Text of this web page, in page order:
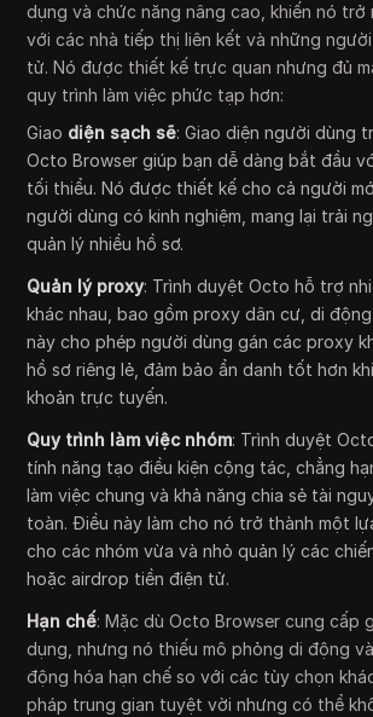
dụng và chức năng nâng cao, khiến nó trở
với các nhà tiếp thị liên kết và những
tử. Nó được thiết kế trực quan nhưng đủ
quy trình làm việc phức tạp hơn:
Giao diện sạch sẽ: Giao diện người dùng
Octo Browser giúp bạn dễ dàng bắt đầu
tối thiểu. Nó được thiết kế cho cả người
người dùng có kinh nghiệm, mang lại trải
quản lý nhiều hồ sơ.
Quản lý proxy: Trình duyệt Octo hỗ trợ
khác nhau, bao gồm proxy dân cư, di động
này cho phép người dùng gán các proxy
hồ sơ riêng lẻ, đảm bảo ẩn danh tốt hơn
khoản trực tuyến.
Quy trình làm việc nhóm: Trình duyệt
tính năng tạo điều kiện cộng tác, chẳng
làm việc chung và khả năng chia sẻ tài
toàn. Điều này làm cho nó trở thành một
cho các nhóm vừa và nhỏ quản lý các
hoặc airdrop tiền điện tử.
Hạn chế: Mặc dù Octo Browser cung cấp
dụng, nhưng nó thiếu mô phỏng di động
động hóa hạn chế so với các tùy chọn
pháp trung gian tuyệt vời nhưng có thể